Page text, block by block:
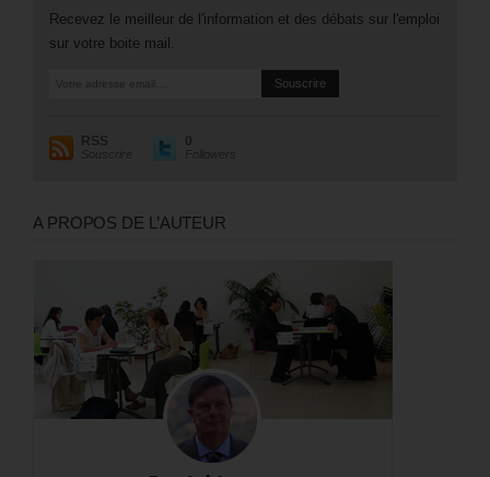
Recevez le meilleur de l'information et des débats sur l'emploi
sur votre boite mail.
RSS
Souscrire
0
Followers
A PROPOS DE L’AUTEUR